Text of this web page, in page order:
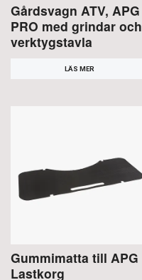
Gårdsvagn ATV, APG
PRO med grindar och
verktygstavla
LÄS MER
Gummimatta till APG
Lastkorg